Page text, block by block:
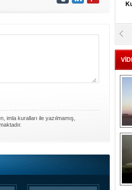
imla kuralları ile yazılmamış,